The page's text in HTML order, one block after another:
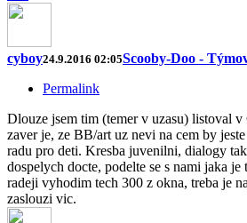
cyboy24.9.2016 02:05Scooby-Doo -
Permalink
Dlouze jsem tim (temer v uzasu) listoval
zaver je, ze BB/art uz nevi na cem by
radu pro deti. Kresba juvenilni, dialogy
dospelych docte, podelte se s nami jaka je
radeji vyhodim tech 300 z okna, treba je
zaslouzi vic.